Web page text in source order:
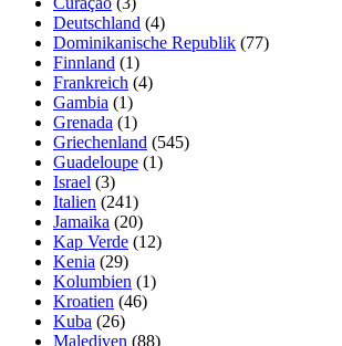
Deutschland (4)
Dominikanische Republik (77)
Finnland (1)
Frankreich (4)
Gambia (1)
Grenada (1)
Griechenland (545)
Guadeloupe (1)
Israel (3)
Italien (241)
Jamaika (20)
Kap Verde (12)
Kenia (29)
Kolumbien (1)
Kroatien (46)
Kuba (26)
Malediven (88)